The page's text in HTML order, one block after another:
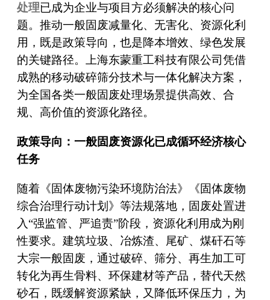
处理已成为企业与项目方必须解决的核心问
题。推动一般固废减量化、无害化、资源化利
用，既是政策导向，也是降本增效、绿色发展
的关键路径。上海东蒙重工科技有限公司凭借
成熟的移动破碎筛分技术与一体化解决方案，
为全国各类一般固废处理场景提供高效、合
规、高价值的资源化路径。
政策导向：一般固废资源化已成循环经济核心
任务
随着《固体废物污染环境防治法》《固体废物
综合治理行动计划》等法规落地，固废处置进
入“强监管、严追责”阶段，资源化利用成为刚
性要求。建筑垃圾、冶炼渣、尾矿、煤矸石等
大宗一般固废，通过破碎、筛分、再生加工可
转化为再生骨料、环保建材等产品，替代天然
砂石，既缓解资源紧缺，又降低环保压力，为